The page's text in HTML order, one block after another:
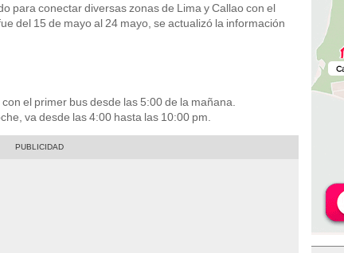
para conectar diversas zonas de Lima y Callao con el
del 15 de mayo al 24 mayo, se actualizó la información
con el primer bus desde las 5:00 de la mañana.
va desde las 4:00 hasta las 10:00 pm.